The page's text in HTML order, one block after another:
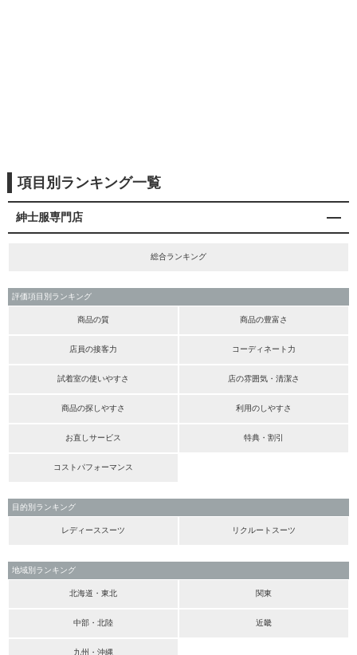
項目別ランキング一覧
紳士服専門店
総合ランキング
評価項目別ランキング
商品の質 商品の豊富さ
店員の接客力 コーディネート力
試着室の使いやすさ 店の雰囲気・清潔さ
商品の探しやすさ 利用のしやすさ
お直しサービス 特典・割引
コストパフォーマンス
目的別ランキング
レディーススーツ リクルートスーツ
地域別ランキング
北海道・東北 関東
中部・北陸 近畿
九州・沖縄